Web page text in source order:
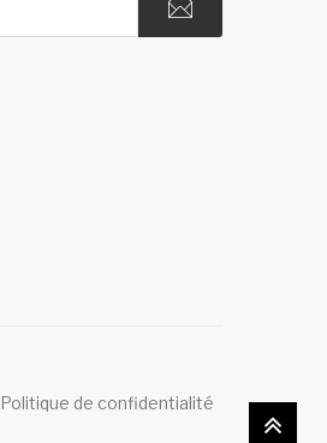
Politique de confidentialité